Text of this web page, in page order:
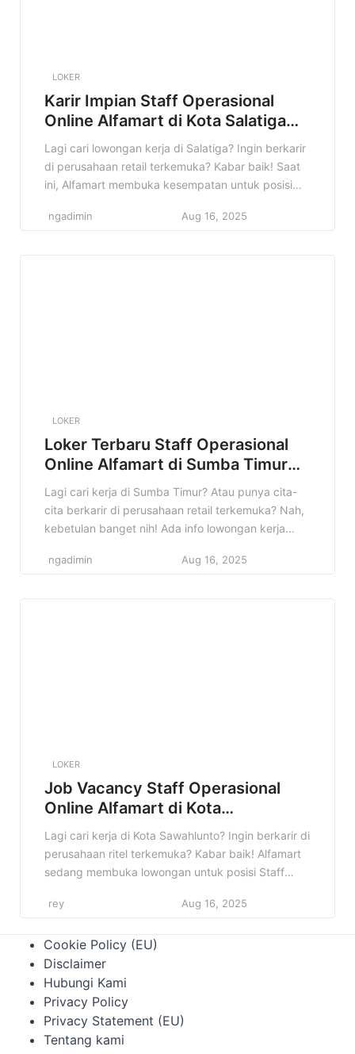
LOKER
Karir Impian Staff Operasional
Online Alfamart di Kota Salatiga
Terbaru
Lagi cari lowongan kerja di Salatiga? Ingin berkarir
di perusahaan retail terkemuka? Kabar baik! Saat
ini, Alfamart membuka kesempatan untuk posisi
ini sangat cocok buat kamu yang sedang mencari
ngadimin Aug 16, 2025
LOKER
Loker Terbaru Staff Operasional
Online Alfamart di Sumba Timur
Terbaru
Lagi cari kerja di Sumba Timur? Atau punya cita-
cita berkarir di perusahaan retail terkemuka? Nah,
kebetulan banget nih! Ada info lowongan kerja
yang mungkin cocok buat kamu. Jangan sampai
ngadimin Aug 16, 2025
LOKER
Job Vacancy Staff Operasional
Online Alfamart di Kota
Sawahlunto Terbaru
Lagi cari kerja di Kota Sawahlunto? Ingin berkarir di
perusahaan ritel terkemuka? Kabar baik! Alfamart
sedang membuka lowongan untuk posisi Staff
ini sangat cocok buat kamu yang sedang mencari
kesempatan emas ini! Artikel ini akan memberikan
informasi lengkap mengenai lowongan Staff
Operasional Online […]
rey Aug 16, 2025
Cookie Policy (EU)
Disclaimer
Hubungi Kami
Privacy Policy
Privacy Statement (EU)
Tentang kami